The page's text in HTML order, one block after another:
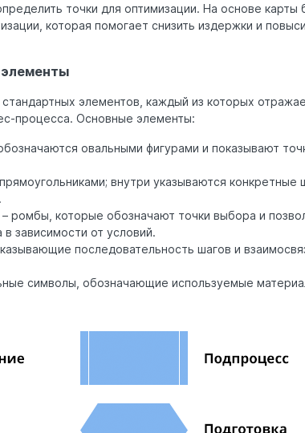
точки для оптимизации. На основе карты
которая помогает снизить издержки и
элементов, каждый из которых
процесса. Основные элементы:
овальными фигурами и показывают
внутри указываются конкретные
ромбы, которые обозначают точки выбора и
зависимости от условий.
последовательность шагов и
символы, обозначающие используемые